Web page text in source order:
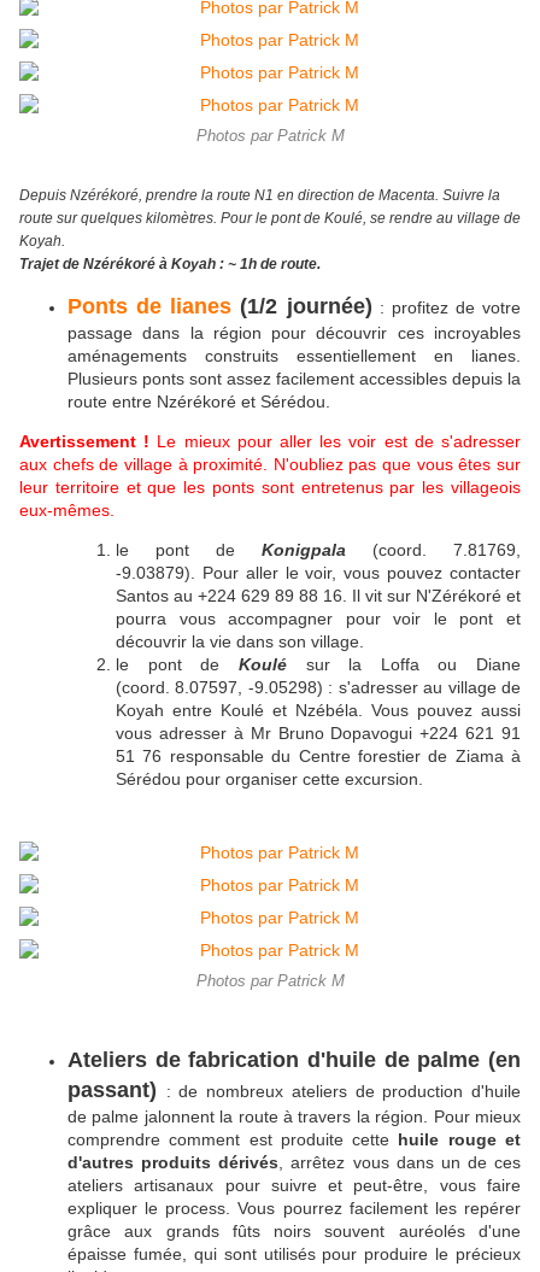
Photos par Patrick M
Depuis Nzérékoré, prendre la route N1 en direction de Macenta. Suivre la
route sur quelques kilomètres. Pour le pont de Koulé, se rendre au village de
Koyah.
Trajet de Nzérékoré à Koyah : ~ 1h de route.
Ponts de lianes (1/2 journée) : profitez de votre
passage dans la région pour découvrir ces incroyables
aménagements construits essentiellement en lianes.
Plusieurs ponts sont assez facilement accessibles depuis la
route entre Nzérékoré et Sérédou.
Avertissement ! Le mieux pour aller les voir est de s'adresser
aux chefs de village à proximité. N'oubliez pas que vous êtes sur
leur territoire et que les ponts sont entretenus par les villageois
eux-mêmes.
le pont de Konigpala (coord. 7.81769,
-9.03879). Pour aller le voir, vous pouvez contacter
Santos au +224 629 89 88 16. Il vit sur N'Zérékoré et
pourra vous accompagner pour voir le pont et
découvrir la vie dans son village.
le pont de Koulésur la Loffa ou Diane
(coord. 8.07597, -9.05298) : s'adresser au village de
Koyah entre Koulé et Nzébéla. Vous pouvez aussi
vous adresser à Mr Bruno Dopavogui +224 621 91
51 76 responsable du Centre forestier de Ziama à
Sérédou pour organiser cette excursion.
Photos par Patrick M
Ateliers de fabrication d'huile de palme (en
passant)
: de nombreux ateliers de production d'huile
de palme jalonnent la route à travers la région. Pour mieux
comprendre comment est produite cette huile rouge et
d'autres produits dérivés , arrêtez vous dans un de ces
ateliers artisanaux pour suivre et peut-être, vous faire
expliquer le process. Vous pourrez facilement les repérer
grâce aux grands fûts noirs souvent auréolés d'une
épaisse fumée, qui sont utilisés pour produire le précieux